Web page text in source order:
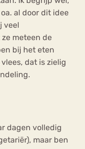
al door dit idee
veel
meteen de
bij het eten
dat is zielig
dagen volledig
maar ben